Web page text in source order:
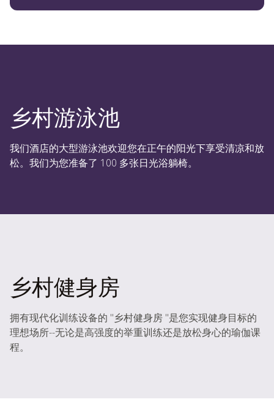
乡村游泳池
我们酒店的大型游泳池欢迎您在正午的阳光下享受清凉和放
松。我们为您准备了 100 多张日光浴躺椅。
乡村健身房
拥有现代化训练设备的 "乡村健身房 "是您实现健身目标的
理想场所--无论是高强度的举重训练还是放松身心的瑜伽课
程。